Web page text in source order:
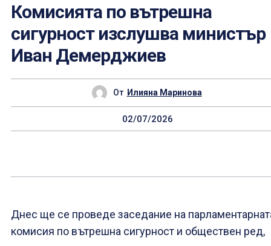
Комисията по вътрешна
сигурност изслушва министър
Иван Демерджиев
От Илияна Маринова
02/07/2026
Днес ще се проведе заседание на
комисия по вътрешна сигурност и обществен ред,